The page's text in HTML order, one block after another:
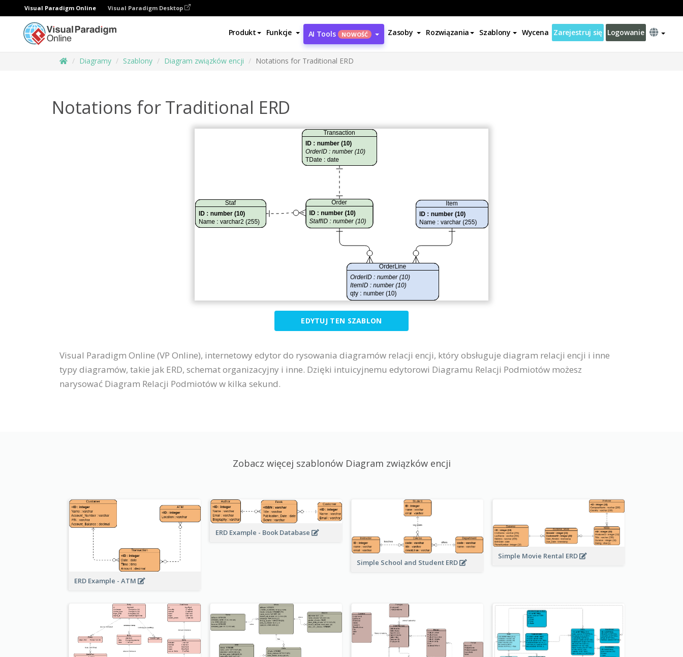
Visual Paradigm Online Visual Paradigm Desktop
Produkt Funkcje AI Tools NOWOŚĆ Zasoby Rozwiązania Szablony Wycena Zarejestruj się Logowanie
Diagramy Szablony Diagram związków encji Notations for Traditional ERD
Notations for Traditional ERD
EDYTUJ TEN SZABLON
Visual Paradigm Online (VP Online), internetowy edytor do rysowania diagramów relacji encji, który obsługuje diagram relacji encji i inne
typy diagramów, takie jak ERD, schemat organizacyjny i inne. Dzięki intuicyjnemu edytorowi Diagramu Relacji Podmiotów możesz
narysować Diagram Relacji Podmiotów w kilka sekund.
Zobacz więcej szablonów Diagram związków encji
ERD Example - ATM
ERD Example - Book Database
Simple School and Student ERD
Simple Movie Rental ERD